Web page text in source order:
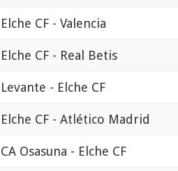
Elche CF - Valencia
Elche CF - Real Betis
Levante - Elche CF
Elche CF - Atlético Madrid
CA Osasuna - Elche CF